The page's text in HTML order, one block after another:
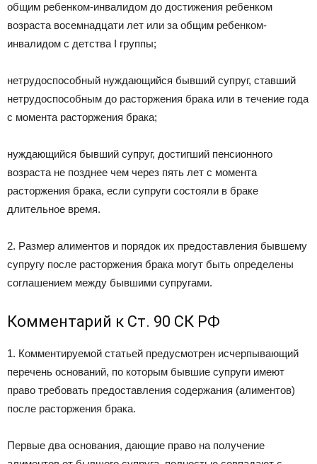
общим ребенком-инвалидом до достижения ребенком
возраста восемнадцати лет или за общим ребенком-
инвалидом с детства I группы;
нетрудоспособный нуждающийся бывший супруг, ставший
нетрудоспособным до расторжения брака или в течение года
с момента расторжения брака;
нуждающийся бывший супруг, достигший пенсионного
возраста не позднее чем через пять лет с момента
расторжения брака, если супруги состояли в браке
длительное время.
2. Размер алиментов и порядок их предоставления бывшему
супругу после расторжения брака могут быть определены
соглашением между бывшими супругами.
Комментарий к Ст. 90 СК РФ
1. Комментируемой статьей предусмотрен исчерпывающий
перечень оснований, по которым бывшие супруги имеют
право требовать предоставления содержания (алиментов)
после расторжения брака.
Первые два основания, дающие право на получение